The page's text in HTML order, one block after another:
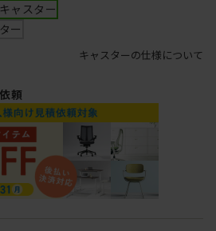
ャスター
ー
キャスターの仕様について
頼